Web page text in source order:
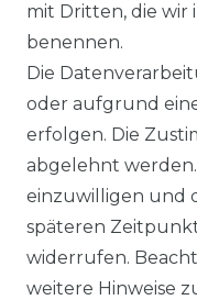
14
mit Dritten, die wir
benennen.
Die
oder aufgrund
erfolgen. Die
abgelehnt
einzuwilligen und
späteren
widerrufen.
weitere Hinweise